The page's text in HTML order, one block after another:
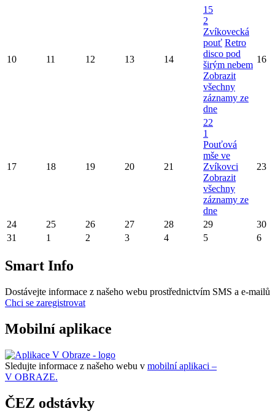
10 11 12 13 14
15
2
Zvíkovecká
pouť Retro
disco pod
širým nebem
Zobrazit
všechny
záznamy ze
dne
16
17 18 19 20 21
22
1
Pouťová
mše ve
Zvíkovci
Zobrazit
všechny
záznamy ze
dne
23
24 25 26 27 28 29
30
31
1 2 3 4 5 6
Smart Info
Dostávejte informace z našeho webu prostřednictvím SMS a e-mailů
Chci se zaregistrovat
Mobilní aplikace
Sledujte informace z našeho webu v mobilní aplikaci –
V OBRAZE.
ČEZ odstávky